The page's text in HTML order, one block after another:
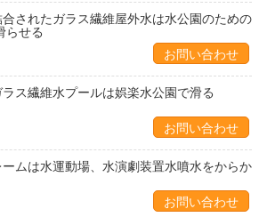
されたガラス繊維屋外水は水公園のための
らせる
お問い合わせ
ス繊維水プールは娯楽水公園で滑る
お問い合わせ
ムは水運動場、水演劇装置水噴水をからか
お問い合わせ